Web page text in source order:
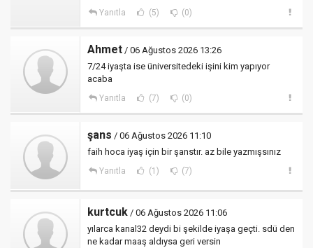
Yanıtla (5) (0)
Ahmet / 06 Ağustos 2026 13:26
7/24 iyaşta ise üniversitedeki işini kim yapıyor
acaba
Yanıtla (7) (0)
şans / 06 Ağustos 2026 11:10
faih hoca iyaş için bir şanstır. az bile yazmışsınız
Yanıtla (1) (7)
kurtcuk / 06 Ağustos 2026 11:06
yılarca kanal32 deydi bi şekilde iyaşa geçti. sdü den
ne kadar maaş aldıysa geri versin